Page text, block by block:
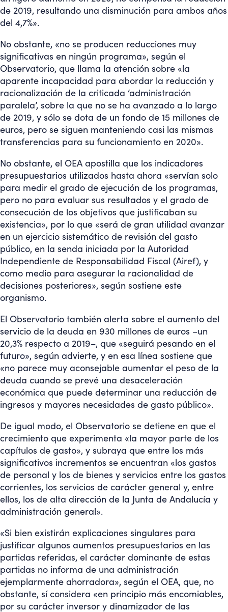
de 2019, resultando una disminución para ambos años
del 4,7%».
No obstante, «no se producen reducciones muy
significativas en ningún programa», según el
Observatorio, que llama la atención sobre «la
aparente incapacidad para abordar la reducción y
racionalización de la criticada ‘administración
paralela’, sobre la que no se ha avanzado a lo largo
de 2019, y sólo se dota de un fondo de 15 millones de
euros, pero se siguen manteniendo casi las mismas
transferencias para su funcionamiento en 2020».
No obstante, el OEA apostilla que los indicadores
presupuestarios utilizados hasta ahora «servían solo
para medir el grado de ejecución de los programas,
pero no para evaluar sus resultados y el grado de
consecución de los objetivos que justificaban su
existencia», por lo que «será de gran utilidad avanzar
en un ejercicio sistemático de revisión del gasto
público, en la senda iniciada por la Autoridad
Independiente de Responsabilidad Fiscal (Airef), y
como medio para asegurar la racionalidad de
decisiones posteriores», según sostiene este
organismo.
El Observatorio también alerta sobre el aumento del
servicio de la deuda en 930 millones de euros –un
20,3% respecto a 2019–, que «seguirá pesando en el
futuro», según advierte, y en esa línea sostiene que
«no parece muy aconsejable aumentar el peso de la
deuda cuando se prevé una desaceleración
económica que puede determinar una reducción de
ingresos y mayores necesidades de gasto público».
De igual modo, el Observatorio se detiene en que el
crecimiento que experimenta «la mayor parte de los
capítulos de gasto», y subraya que entre los más
significativos incrementos se encuentran «los gastos
de personal y los de bienes y servicios entre los gastos
corrientes, los servicios de carácter general y, entre
ellos, los de alta dirección de la Junta de Andalucía y
administración general».
«Si bien existirán explicaciones singulares para
justificar algunos aumentos presupuestarios en las
partidas referidas, el carácter dominante de estas
partidas no informa de una administración
ejemplarmente ahorradora», según el OEA, que, no
obstante, sí considera «en principio más encomiables,
por su carácter inversor y dinamizador de las